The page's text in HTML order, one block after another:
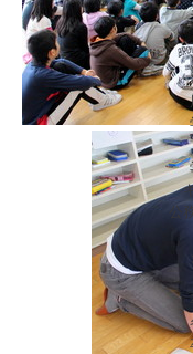
公